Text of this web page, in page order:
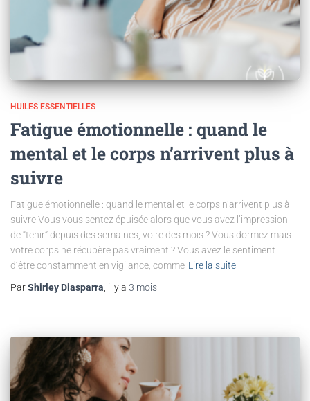
HUILES ESSENTIELLES
Fatigue émotionnelle : quand le
mental et le corps n’arrivent plus à
suivre
Fatigue émotionnelle : quand le mental et le corps n’arrivent plus à
suivre Vous vous sentez épuisée alors que vous avez l’impression
de “tenir” depuis des semaines, voire des mois ? Vous dormez mais
votre corps ne récupère pas vraiment ? Vous avez le sentiment
d’être constamment en vigilance, comme Lire la suite
ParShirley Diasparra , il y a 3 mois